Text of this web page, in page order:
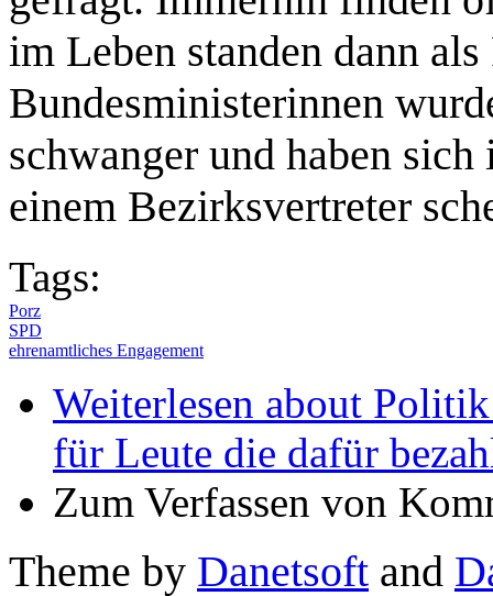
im Leben standen dann
Bundesministerinnen
schwanger und haben
einem Bezirksvertreter
Tags:
Porz
SPD
ehrenamtliches Engagement
Weiterlesen about
für Leute die dafür
Zum Verfassen von
Theme by Danetsoft and